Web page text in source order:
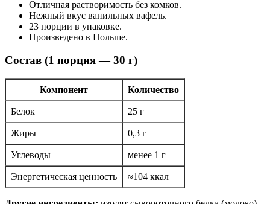
Отличная растворимость без комков.
Нежный вкус ванильных вафель.
23 порции в упаковке.
Произведено в Польше.
Состав (1 порция — 30 г)
Компонент Количество
Белок 25 г
Жиры 0,3 г
Углеводы менее 1 г
Энергетическая ценность ≈104 ккал